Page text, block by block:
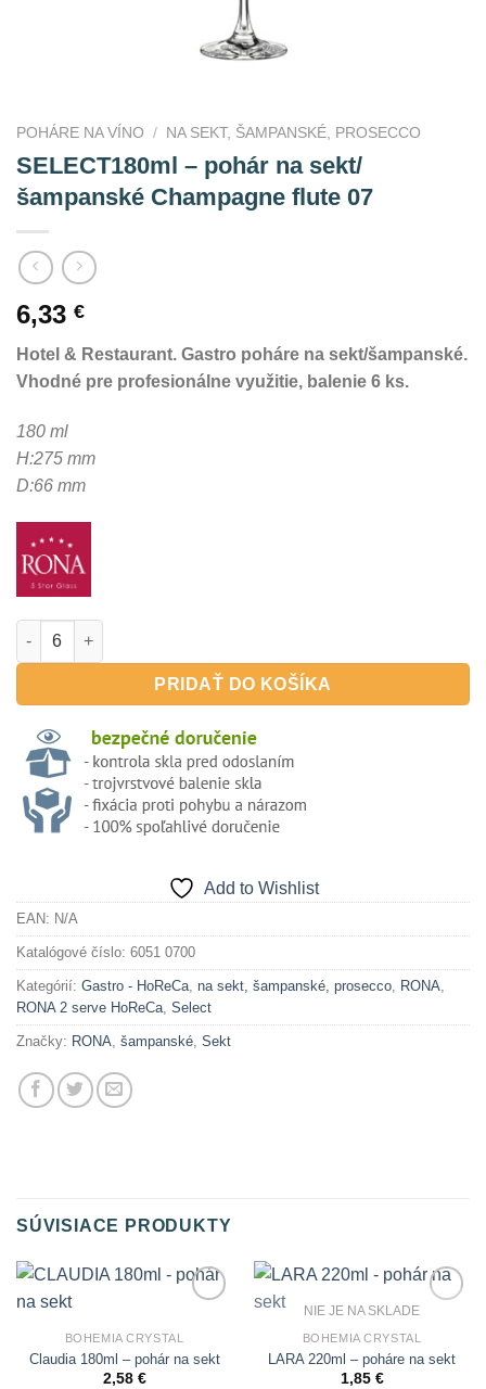
POHÁRE NA VÍNO / NA SEKT, ŠAMPANSKÉ, PROSECCO
SELECT180ml – pohár na sekt/
šampanské Champagne flute 07
6,33 €
Hotel & Restaurant. Gastro poháre na sekt/šampanské.
Vhodné pre profesionálne využitie, balenie 6 ks.
180 ml
H:275 mm
D:66 mm
množstvo SELECT180ml - pohár na sekt/šampanské
PRIDAŤ DO KOŠÍKA
Add to Wishlist
EAN: N/A
Katalógové číslo: 6051 0700
Kategórií: Gastro - HoReCa na sekt, šampanské, prosecco RONA
RONA 2 serve HoReCa Select
Značky: RONA šampanské Sekt
SÚVISIACE PRODUKTY
BOHEMIA CRYSTAL
Claudia 180ml – pohár na sekt
2,58 €
Add to
NIE JE NA SKLADE
BOHEMIA CRYSTAL
LARA 220ml – poháre na sekt
1,85 €